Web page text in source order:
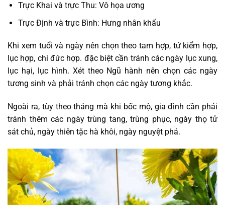
Trực Khai và trực Thu: Vô họa ương
Trực Định và trực Bình: Hưng nhân khẩu
Khi xem tuổi và ngày nên chọn theo tam hợp, tứ kiểm hợp,
lục hợp, chi đức hợp. đặc biệt cần tránh các ngày lục xung,
lục hại, lục hình. Xét theo Ngũ hành nên chọn các ngày
tương sinh và phải tránh chọn các ngày tương khắc.
Ngoài ra, tùy theo tháng mà khi bốc mộ, gia đình cần phải
tránh thêm các ngày trùng tang, trùng phục, ngày thọ tử
sát chủ, ngày thiên tặc hà khôi, ngày nguyệt phá.